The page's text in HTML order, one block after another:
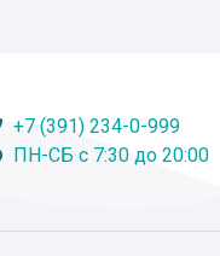
+7 (391) 234-0-999
ПН-СБ с 7:30 до 20:00